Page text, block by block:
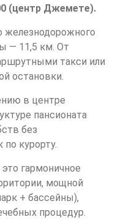
(центр Джемете).
железнодорожного
— 11,5 км. От
такси или
остановки.
в центре
пансионата
без
курорту.
гармоничное
мощной
+ бассейны),
процедур.